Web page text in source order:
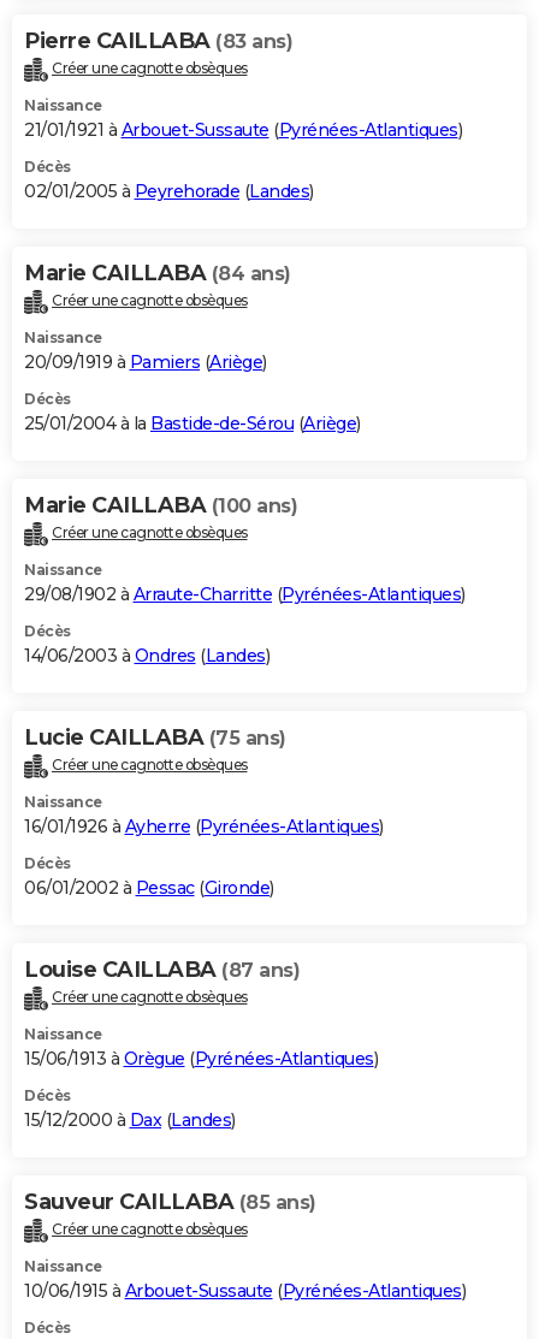
Pierre CAILLABA (83 ans)
Créer une cagnotte obsèques
Naissance
21/01/1921 à Arbouet-Sussaute (Pyrénées-Atlantiques)
Décès
02/01/2005 à Peyrehorade (Landes)
Marie CAILLABA (84 ans)
Créer une cagnotte obsèques
Naissance
20/09/1919 à Pamiers (Ariège)
Décès
25/01/2004 à la Bastide-de-Sérou (Ariège)
Marie CAILLABA (100 ans)
Créer une cagnotte obsèques
Naissance
29/08/1902 à Arraute-Charritte (Pyrénées-Atlantiques)
Décès
14/06/2003 à Ondres (Landes)
Lucie CAILLABA (75 ans)
Créer une cagnotte obsèques
Naissance
16/01/1926 à Ayherre (Pyrénées-Atlantiques)
Décès
06/01/2002 à Pessac(Gironde)
Louise CAILLABA (87 ans)
Créer une cagnotte obsèques
Naissance
15/06/1913 à Orègue (Pyrénées-Atlantiques)
Décès
15/12/2000 à Dax(Landes)
Sauveur CAILLABA (85 ans)
Créer une cagnotte obsèques
Naissance
10/06/1915 à Arbouet-Sussaute (Pyrénées-Atlantiques)
Décès